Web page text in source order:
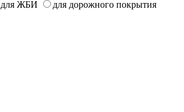
для ЖБИ
для дорожного покрытия